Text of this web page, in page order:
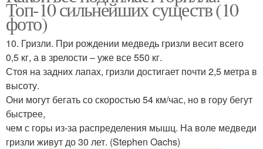
Топ-10 сильнейших существ (10
фото)
10. Гризли. При рождении медведь гризли весит всего
0,5 кг, а в зрелости – уже все 550 кг.
Стоя на задних лапах, гризли достигает почти 2,5 метра в
высоту.
Они могут бегать со скоростью 54 км/час, но в гору бегут
быстрее,
чем с горы из-за распределения мышц. На воле медведи
гризли живут до 30 лет. (Stephen Oachs)